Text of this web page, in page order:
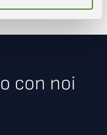
con noi